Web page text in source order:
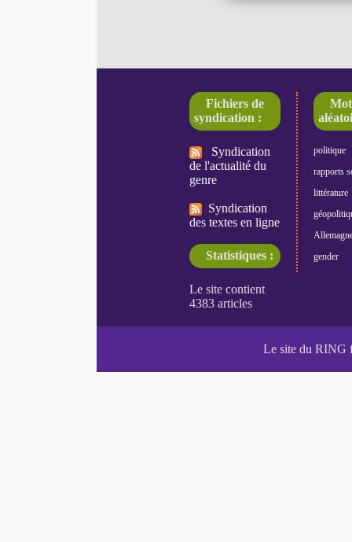
Fichiers de
syndication :
Syndication
de l'actualité du
genre
Syndication
des textes en ligne
Statistiques :
politique
rapports
littérature
gender
Le site du RING